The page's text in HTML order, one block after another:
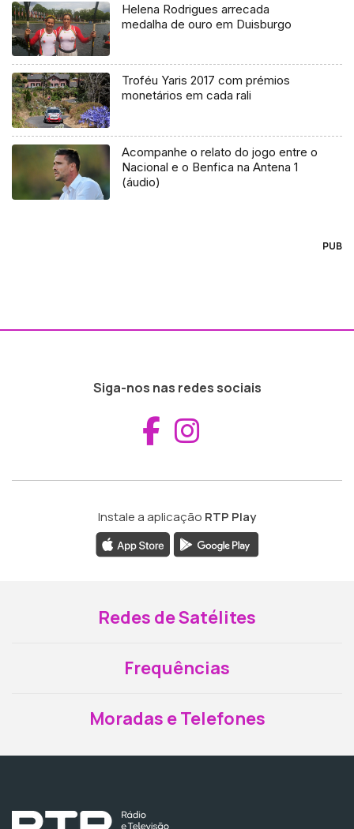
Helena Rodrigues arrecada
medalha de ouro em Duisburgo
Troféu Yaris 2017 com prémios
monetários em cada rali
Acompanhe o relato do jogo entre o
Nacional e o Benfica na Antena 1
(áudio)
PUB
Siga-nos nas redes sociais
Aceder ao
Instale a aplicação RTP Play
Redes de Satélites
Frequências
Moradas e Telefones